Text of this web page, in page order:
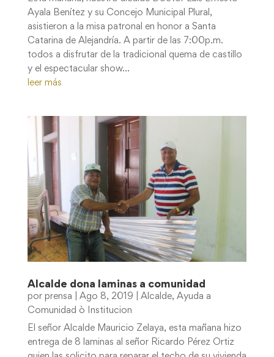
Ayala Benítez y su Concejo Municipal Plural,
asistieron a la misa patronal en honor a Santa
Catarina de Alejandría. A partir de las 7:00p.m.
todos a disfrutar de la tradicional quema de castillo
y el espectacular show...
leer más
Alcalde dona laminas a comunidad
por prensa Ago 8, 2019 Alcalde, Ayuda a
Comunidad ò Institucion
El señor Alcalde Mauricio Zelaya, esta mañana hizo
entrega de 8 laminas al señor Ricardo Pérez Ortiz